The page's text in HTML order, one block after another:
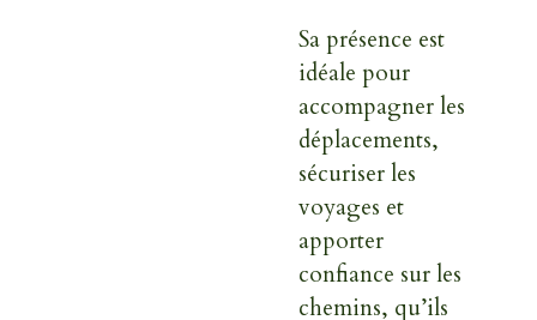
Sa présence est
idéale pour
accompagner les
déplacements,
sécuriser les
voyages et
apporter
confiance sur les
chemins, qu’ils